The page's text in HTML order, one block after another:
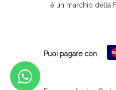
è un marchio della
Puoi pagare con